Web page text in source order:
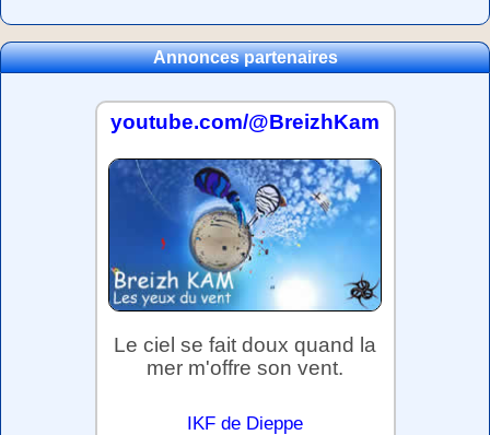
Annonces partenaires
youtube.com/@BreizhKam
Le ciel se fait doux quand la
mer m'offre son vent.
IKF de Dieppe